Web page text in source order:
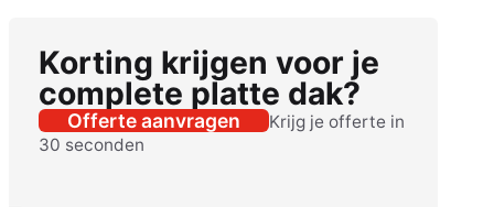
Korting krijgen voor je
complete platte dak?
Offerte aanvragen
Krijg je offerte in
30 seconden